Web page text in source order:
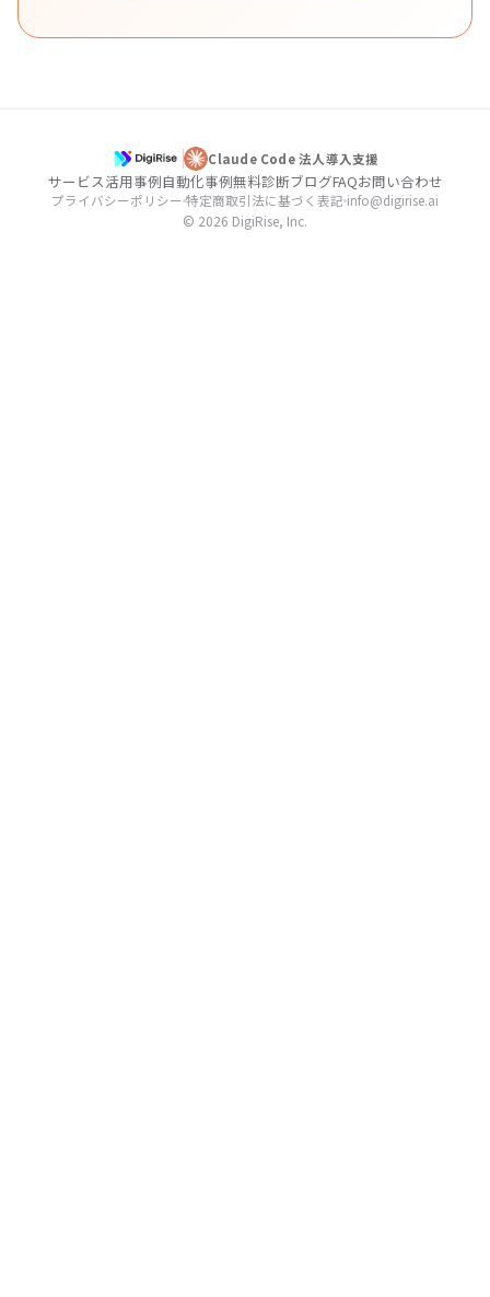
Claude Code 法人導入支援
サービス活用事例自動化事例無料診断ブログFAQお問い合わせ
プライバシーポリシー 特定商取引法に基づく表記 info@digirise.ai
© 2026 DigiRise, Inc.